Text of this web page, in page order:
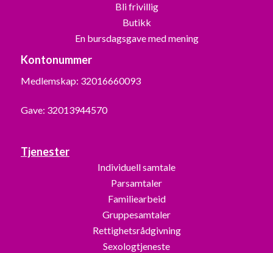
Bli frivillig
Butikk
En bursdagsgave med mening
Kontonummer
Medlemskap: 32016660093
Gave: 32013944570
Tjenester
Individuell samtale
Parsamtaler
Familiearbeid
Gruppesamtaler
Rettighetsrådgivning
Sexologtjeneste